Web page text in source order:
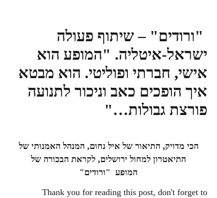
"ורודים" – שיתוף פעולה
ישראל-איטליה. "המופע הוא
אישי, חברתי ופוליטי. הוא מבטא
איך הופכים כאב וניכור לתנועה
פורצת גבולות…"
הכי מדויק, התיאור של איל נחום, המנהל האמנותי של
התיאטרון למחול ירושלים, לקראת הבכורה של
המופע "ורודים"
Thank you for reading this post, don't forget to